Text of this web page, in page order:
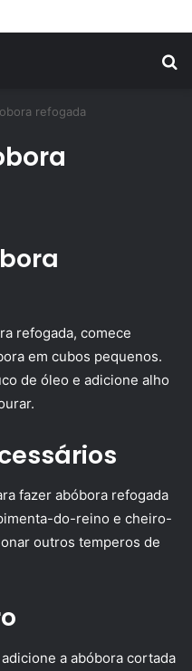
refogada
refogada, comece
em cubos pequenos.
de óleo e adicione alho
fazer abóbora refogada
do-reino e cheiro-
outros temperos de
a abóbora cortada